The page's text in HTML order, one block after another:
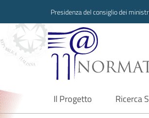
Presidenza del consiglio dei
Il Progetto
current Ricerca